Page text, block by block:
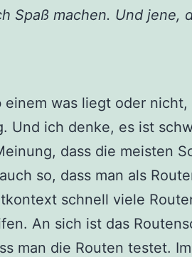
Spaß machen. Und jene,
einem was liegt oder
Und ich denke, es ist
dass die meisten
so, dass man als
schnell viele
An sich ist das
man die Routen testet.